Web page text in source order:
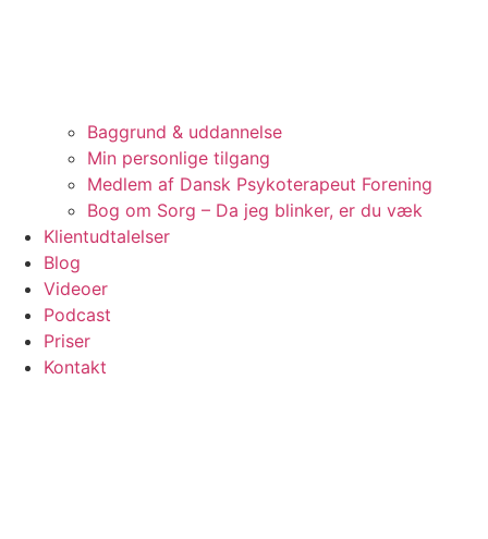
Baggrund & uddannelse
Min personlige tilgang
Medlem af Dansk Psykoterapeut Forening
Bog om Sorg – Da jeg blinker, er du væk
Klientudtalelser
Blog
Videoer
Podcast
Priser
Kontakt